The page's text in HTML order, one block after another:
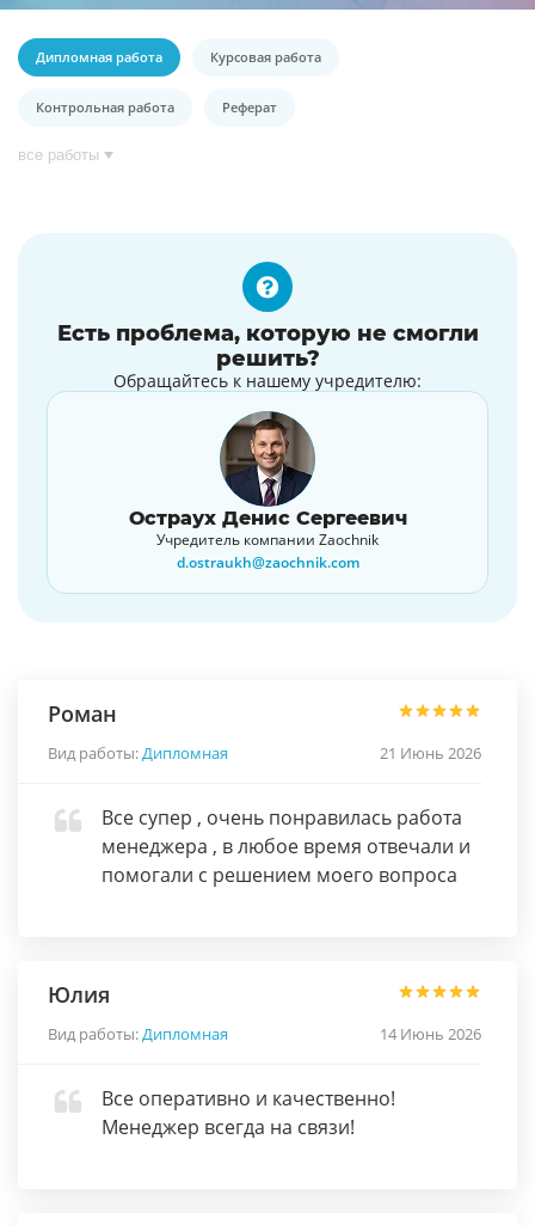
Дипломная работа Курсовая работа
Контрольная работа Реферат
все работы
Есть проблема, которую не смогли
решить?
Обращайтесь к нашему учредителю:
Остраух Денис Сергеевич
Учредитель компании Zaochnik
d.ostraukh@zaochnik.com
Роман
Вид работы:Дипломная 21 Июнь 2026
Все супер , очень понравилась работа
менеджера , в любое время отвечали и
помогали с решением моего вопроса
Юлия
Вид работы:Дипломная 14 Июнь 2026
Все оперативно и качественно!
Менеджер всегда на связи!